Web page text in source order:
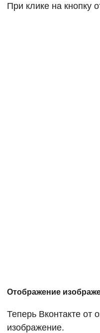
При клике на кнопку
Отображение
Теперь Вконтакте от
изображение.